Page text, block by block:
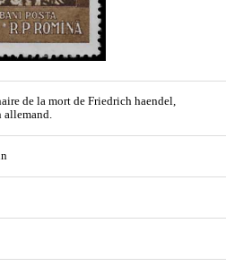
de la mort de Friedrich haendel,
allemand.